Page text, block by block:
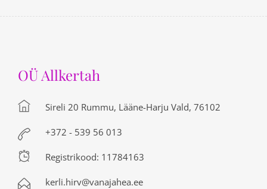
OÜ Allkertah
Sireli 20 Rummu, Lääne-Harju Vald, 76102
+372 - 539 56 013
Registrikood: 11784163
kerli.hirv@vanajahea.ee